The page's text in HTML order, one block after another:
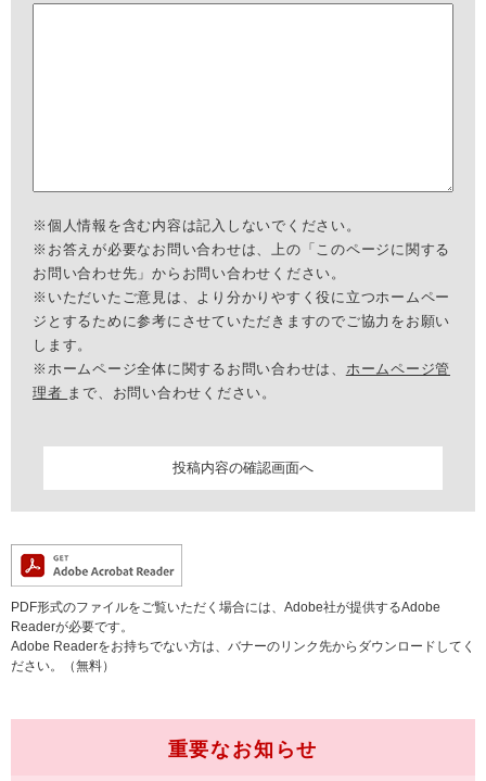
※個人情報を含む内容は記入しないでください。
※お答えが必要なお問い合わせは、上の「このページに関する
お問い合わせ先」からお問い合わせください。
※いただいたご意見は、より分かりやすく役に立つホームペー
ジとするために参考にさせていただきますのでご協力をお願い
します。
※ホームページ全体に関するお問い合わせは、 ホームページ管
理者 まで、お問い合わせください。
PDF形式のファイルをご覧いただく場合には、Adobe社が提供するAdobe
Readerが必要です。
Adobe Readerをお持ちでない方は、バナーのリンク先からダウンロードしてく
ださい。（無料）
重要なお知らせ